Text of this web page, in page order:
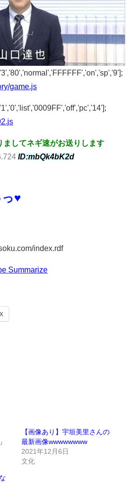
game.js
ましてネギ速がお送りします
ID:mbQk4bK2d
♥
index.rdf
Summarize
X
【画像あり】宇垣美里さんの
最新画像wwwwwwww
2021年12月6日
文化